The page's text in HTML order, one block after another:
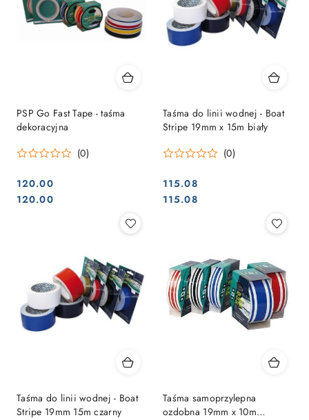
PSP Go Fast Tape - taśma
dekoracyjna
(0)
Cena:
120.00
Cena:
120.00
Taśma do linii wodnej - Boat
Stripe 19mm x 15m biały
(0)
Cena:
115.08
Cena:
115.08
Taśma do linii wodnej - Boat
Stripe 19mm 15m czarny
Taśma samoprzylepna
ozdobna 19mm x 10m